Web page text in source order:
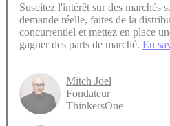
Suscitez l'intérêt sur des marchés
demande réelle, faites de la
concurrentiel et mettez en place
gagner des parts de marché. En
Mitch Joel
Fondateur
ThinkersOne